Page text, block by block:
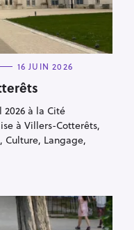
16 JUIN 2026
2026 à la Cité
à Villers-Cotterêts,
Culture, Langage,